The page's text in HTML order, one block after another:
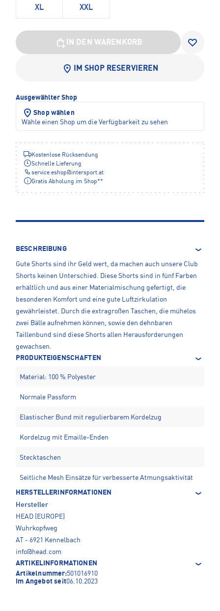
XL XXL
IN DEN WARENKORB
IM SHOP RESERVIEREN
Ausgewählter Shop
Shop wählen
Wähle einen Shop um die Verfügbarkeit zu sehen
Kostenlose Rücksendung
Schnelle Lieferung
service.eshop@ intersport.at
Gratis Abholung im Shop**
BESCHREIBUNG
Gute Shorts sind ihr Geld wert, da machen auch unsere Club
Shorts keinen Unterschied. Diese Shorts sind in fünf Farben
erhältlich und aus einer Materialmischung gefertigt, die
besonderen Komfort und eine gute Luftzirkulation
gewährleistet. Durch die extragroßen Taschen, die mühelos
zwei Bälle aufnehmen können, sowie den dehnbaren
Taillenbund sind diese Shorts allen Herausforderungen
gewachsen.
PRODUKTEIGENSCHAFTEN
Material: 100 % Polyester
Normale Passform
Elastischer Bund mit regulierbarem Kordelzug
Kordelzug mit Emaille-Enden
Stecktaschen
Seitliche Mesh Einsätze für verbesserte Atmungsaktivität
HERSTELLERINFORMATIONEN
Hersteller
HEAD (EUROPE)
Wuhrkopfweg
AT - 6921 Kennelbach
info@head.com
ARTIKELINFORMATIONEN
Artikelnummer:501016910
Im Angebot seit06.10.2023